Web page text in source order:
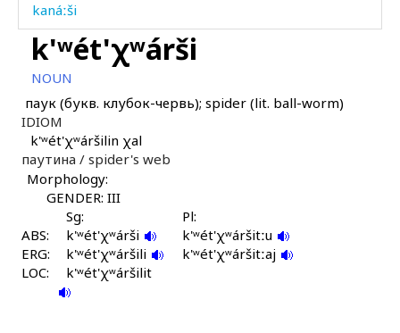
kanáːši
kanáχut
kanpét
karás
karáwat
karáːmatːut
karáːmutkul
karsːám
k'ʷét'χʷárši
NOUN
паук (букв. клубок-червь); spider (lit. ball-worm)
IDIOM
k'ʷét'χʷáršilin χal
паутина / spider's web
Morphology:
GENDER: III
Sg:
Pl:
ABS:
k'ʷét'χʷárši
k'ʷét'χʷáršitːu
ERG:
k'ʷét'χʷáršili
k'ʷét'χʷáršitːaj
LOC:
k'ʷét'χʷáršilit